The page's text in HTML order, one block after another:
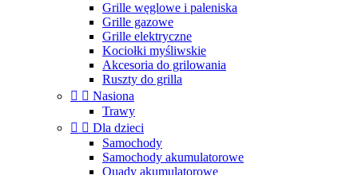
Grille węglowe i paleniska
Grille gazowe
Grille elektryczne
Kociołki myśliwskie
Akcesoria do grilowania
Ruszty do grilla
  Nasiona
Trawy
  Dla dzieci
Samochody
Samochody akumulatorowe
Quady akumulatorowe